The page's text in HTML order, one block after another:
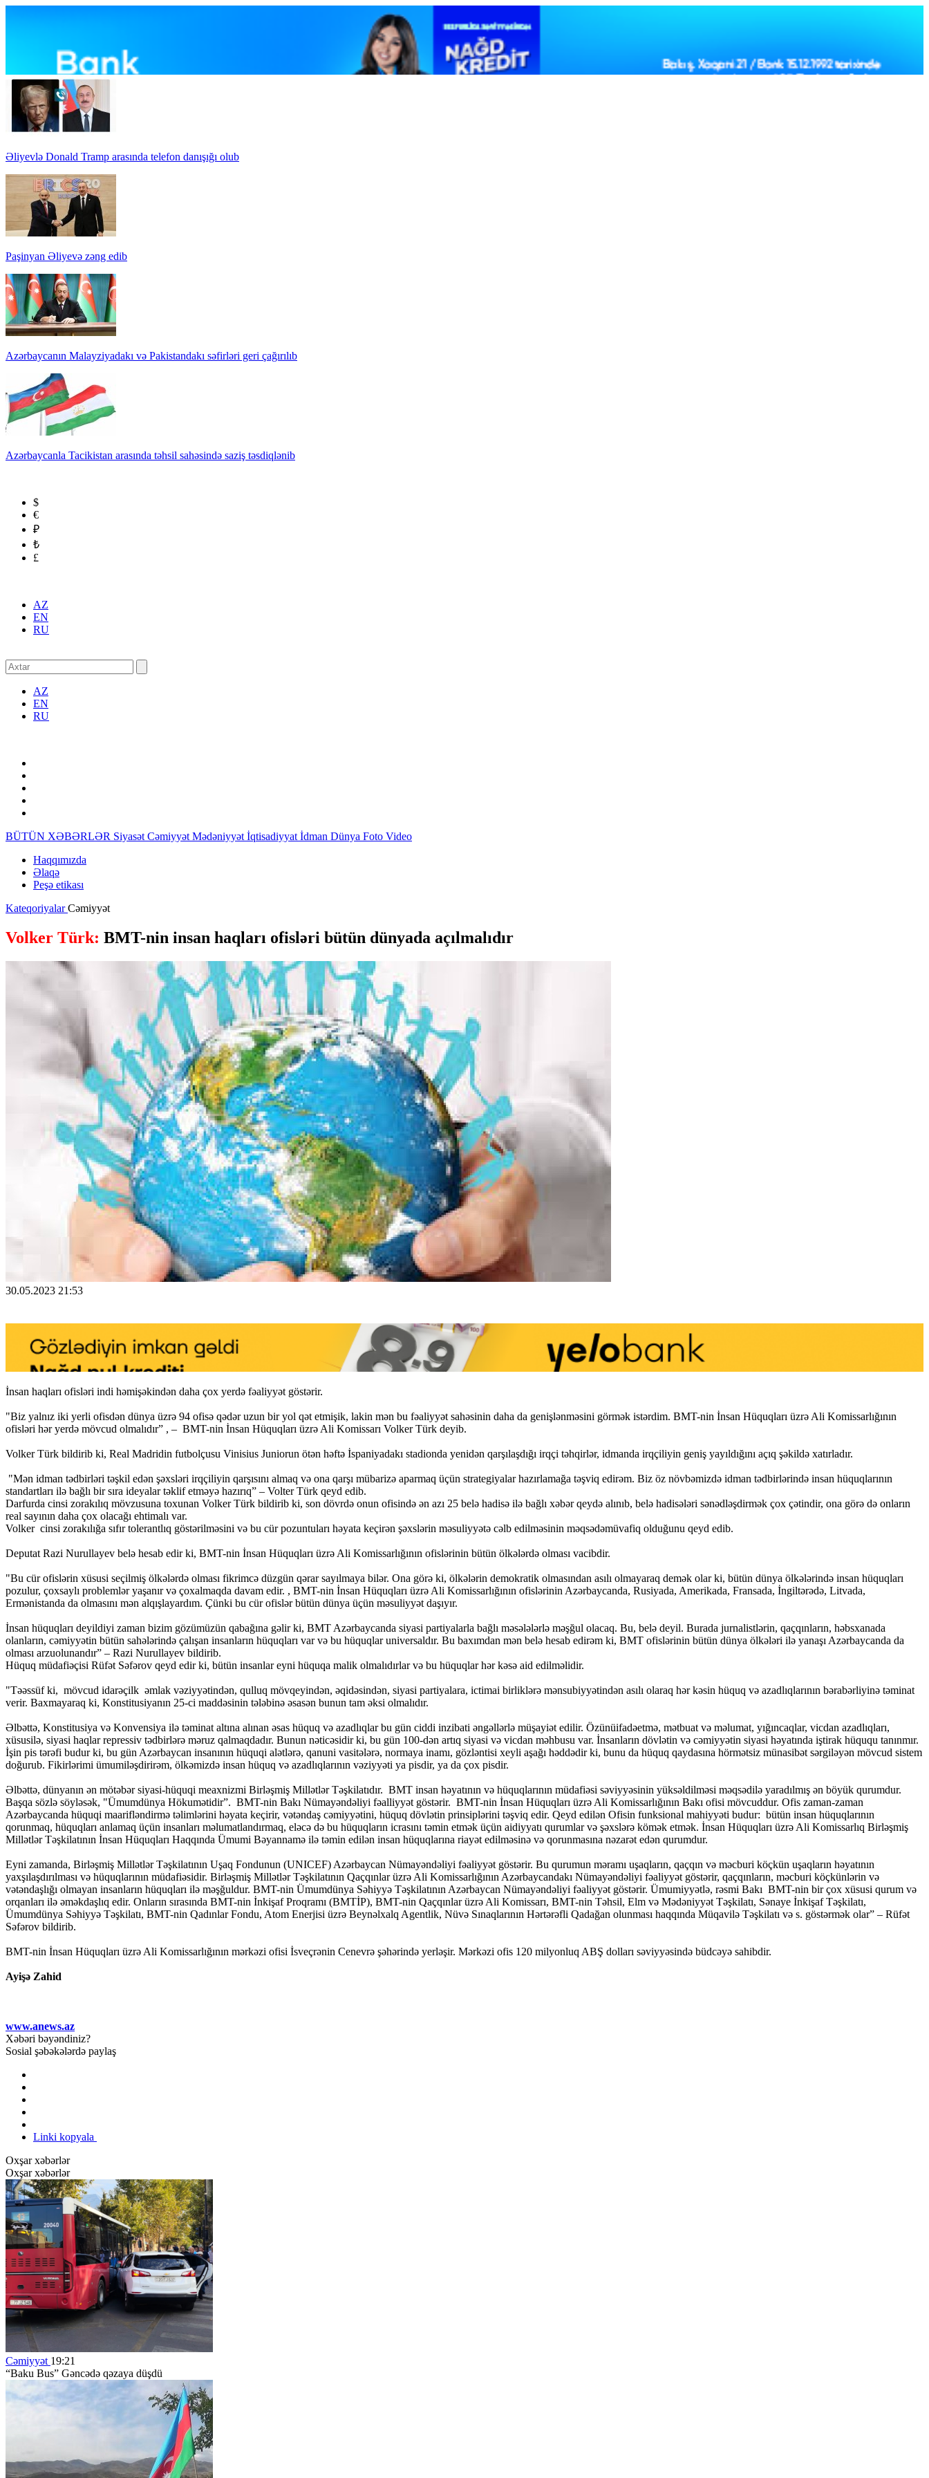
Əliyevlə Donald Tramp arasında telefon danışığı olub
Paşinyan Əliyevə zəng edib
Azərbaycanın Malayziyadakı və Pakistandakı səfirləri geri çağırılıb
Azərbaycanla Tacikistan arasında təhsil sahəsində saziş təsdiqlənib
$
€
₽
₺
£
AZ
EN
RU
AZ
EN
RU
BÜTÜN XƏBƏRLƏR Siyasət Cəmiyyət Mədəniyyət İqtisadiyyat İdman Dünya Foto Video
Haqqımızda
Əlaqə
Peşə etikası
KateqoriyalarCəmiyyət
Volker Türk: BMT-nin insan haqları ofisləri bütün dünyada açılmalıdır
30.05.2023 21:53
İnsan haqları ofisləri indi həmişəkindən daha çox yerdə fəaliyyət göstərir.
"Biz yalnız iki yerli ofisdən dünya üzrə 94 ofisə qədər uzun bir yol qət etmişik, lakin mən bu fəaliyyət sahəsinin daha da genişlənməsini görmək istərdim. BMT-nin İnsan Hüquqları üzrə Ali Komissarlığının
ofisləri hər yerdə mövcud olmalıdır” , – BMT-nin İnsan Hüquqları üzrə Ali Komissarı Volker Türk deyib.
Volker Türk bildirib ki, Real Madridin futbolçusu Vinisius Juniorun ötən həftə İspaniyadakı stadionda yenidən qarşılaşdığı irqçi təhqirlər, idmanda irqçiliyin geniş yayıldığını açıq şəkildə xatırladır.
"Mən idman tədbirləri təşkil edən şəxsləri irqçiliyin qarşısını almaq və ona qarşı mübarizə aparmaq üçün strategiyalar hazırlamağa təşviq edirəm. Biz öz növbəmizdə idman tədbirlərində insan hüquqlarının
standartları ilə bağlı bir sıra ideyalar təklif etməyə hazırıq” – Volter Türk qeyd edib.
Darfurda cinsi zorakılıq mövzusuna toxunan Volker Türk bildirib ki, son dövrdə onun ofisində ən azı 25 belə hadisə ilə bağlı xəbər qeydə alınıb, belə hadisələri sənədləşdirmək çox çətindir, ona görə də onların
real sayının daha çox olacağı ehtimalı var.
Volker cinsi zorakılığa sıfır tolerantlıq göstərilməsini və bu cür pozuntuları həyata keçirən şəxslərin məsuliyyətə cəlb edilməsinin məqsədəmüvafiq olduğunu qeyd edib.
Deputat Razi Nurullayev belə hesab edir ki, BMT-nin İnsan Hüquqları üzrə Ali Komissarlığının ofislərinin bütün ölkələrdə olması vacibdir.
"Bu cür ofislərin xüsusi seçilmiş ölkələrdə olması fikrimcə düzgün qərar sayılmaya bilər. Ona görə ki, ölkələrin demokratik olmasından asılı olmayaraq demək olar ki, bütün dünya ölkələrində insan hüquqları
pozulur, çoxsaylı problemlər yaşanır və çoxalmaqda davam edir. , BMT-nin İnsan Hüquqları üzrə Ali Komissarlığının ofislərinin Azərbaycanda, Rusiyada, Amerikada, Fransada, İngiltərədə, Litvada,
Ermənistanda da olmasını mən alqışlayardım. Çünki bu cür ofislər bütün dünya üçün məsuliyyət daşıyır.
İnsan hüquqları deyildiyi zaman bizim gözümüzün qabağına gəlir ki, BMT Azərbaycanda siyasi partiyalarla bağlı məsələlərlə məşğul olacaq. Bu, belə deyil. Burada jurnalistlərin, qaçqınların, həbsxanada
olanların, cəmiyyətin bütün sahələrində çalışan insanların hüquqları var və bu hüquqlar universaldır. Bu baxımdan mən belə hesab edirəm ki, BMT ofislərinin bütün dünya ölkələri ilə yanaşı Azərbaycanda da
olması arzuolunandır” – Razi Nurullayev bildirib.
Hüquq müdafiəçisi Rüfət Səfərov qeyd edir ki, bütün insanlar eyni hüquqa malik olmalıdırlar və bu hüquqlar hər kəsə aid edilməlidir.
"Təəssüf ki, mövcud idarəçilk əmlak vəziyyətindən, qulluq mövqeyindən, əqidəsindən, siyasi partiyalara, ictimai birliklərə mənsubiyyətindən asılı olaraq hər kəsin hüquq və azadlıqlarının bərabərliyinə təminat
verir. Baxmayaraq ki, Konstitusiyanın 25-ci maddəsinin tələbinə əsasən bunun tam əksi olmalıdır.
Əlbəttə, Konstitusiya və Konvensiya ilə təminat altına alınan əsas hüquq və azadlıqlar bu gün ciddi inzibati əngəllərlə müşayiət edilir. Özünüifadəetmə, mətbuat və məlumat, yığıncaqlar, vicdan azadlıqları,
xüsusilə, siyasi haqlar repressiv tədbirlərə məruz qalmaqdadır. Bunun nəticəsidir ki, bu gün 100-dən artıq siyasi və vicdan məhbusu var. İnsanların dövlətin və cəmiyyətin siyasi həyatında iştirak hüququ tanınmır.
İşin pis tərəfi budur ki, bu gün Azərbaycan insanının hüquqi alətlərə, qanuni vasitələrə, normaya inamı, gözləntisi xeyli aşağı həddədir ki, bunu da hüquq qaydasına hörmətsiz münasibət sərgiləyən mövcud sistem
doğurub. Fikirlərimi ümumiləşdirirəm, ölkəmizdə insan hüquq və azadlıqlarının vəziyyəti ya pisdir, ya da çox pisdir.
Əlbəttə, dünyanın ən mötəbər siyasi-hüquqi meaxnizmi Birləşmiş Millətlər Təşkilatıdır. BMT insan həyatının və hüquqlarının müdafiəsi səviyyəsinin yüksəldilməsi məqsədilə yaradılmış ən böyük qurumdur.
Başqa sözlə söyləsək, "Ümumdünya Hökumətidir”. BMT-nin Bakı Nümayəndəliyi fəalliyyət göstərir. BMT-nin İnsan Hüquqları üzrə Ali Komissarlığının Bakı ofisi mövcuddur. Ofis zaman-zaman
Azərbaycanda hüquqi maarifləndirmə təlimlərini həyata keçirir, vətəndaş cəmiyyətini, hüquq dövlətin prinsiplərini təşviq edir. Qeyd edilən Ofisin funksional mahiyyəti budur: bütün insan hüquqlarının
qorunmaq, hüquqları anlamaq üçün insanları məlumatlandırmaq, eləcə də bu hüquqların icrasını təmin etmək üçün aidiyyatı qurumlar və şəxslərə kömək etmək. İnsan Hüquqları üzrə Ali Komissarlıq Birləşmiş
Millətlər Təşkilatının İnsan Hüquqları Haqqında Ümumi Bəyannamə ilə təmin edilən insan hüquqlarına riayət edilməsinə və qorunmasına nəzarət edən qurumdur.
Eyni zamanda, Birləşmiş Millətlər Təşkilatının Uşaq Fondunun (UNICEF) Azərbaycan Nümayəndəliyi fəaliyyət göstərir. Bu qurumun məramı uşaqların, qaçqın və məcburi köçkün uşaqların həyatının
yaxşılaşdırılması və hüquqlarının müdafiəsidir. Birləşmiş Millətlər Təşkilatının Qaçqınlar üzrə Ali Komissarlığının Azərbaycandakı Nümayəndəliyi fəaliyyət göstərir, qaçqınların, məcburi köçkünlərin və
vətəndaşlığı olmayan insanların hüquqları ilə məşğuldur. BMT-nin Ümumdünya Səhiyyə Təşkilatının Azərbaycan Nümayəndəliyi fəaliyyət göstərir. Ümumiyyətlə, rəsmi Bakı BMT-nin bir çox xüsusi qurum və
orqanları ilə əməkdaşlıq edir. Onların sırasında BMT-nin İnkişaf Proqramı (BMTİP), BMT-nin Qaçqınlar üzrə Ali Komissarı, BMT-nin Təhsil, Elm və Mədəniyyət Təşkilatı, Sənaye İnkişaf Təşkilatı,
Ümumdünya Səhiyyə Təşkilatı, BMT-nin Qadınlar Fondu, Atom Enerjisi üzrə Beynəlxalq Agentlik, Nüvə Sınaqlarının Hərtərəfli Qadağan olunması haqqında Müqavilə Təşkilatı və s. göstərmək olar” – Rüfət
Səfərov bildirib.
BMT-nin İnsan Hüquqları üzrə Ali Komissarlığının mərkəzi ofisi İsveçrənin Cenevrə şəhərində yerləşir. Mərkəzi ofis 120 milyonluq ABŞ dolları səviyyəsində büdcəyə sahibdir.
Ayişə Zahid
www.anews.az
Xəbəri bəyəndiniz?
Sosial şəbəkələrdə paylaş
Linki kopyala
Oxşar xəbərlər
Oxşar xəbərlər
Cəmiyyət 19:21
“Baku Bus” Gəncədə qəzaya düşdü